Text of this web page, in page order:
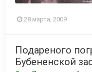
28 марта, 2009
Подареного
Бубененской